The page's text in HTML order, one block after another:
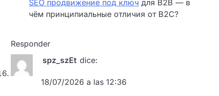
SEO продвижение под ключ для B2B — в
чём принципиальные отличия от B2C?
Responder
spz_szEt dice:
18/07/2026 a las 12:36